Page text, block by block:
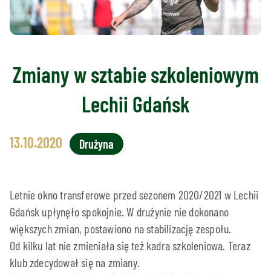
Zmiany w sztabie szkoleniowym
Lechii Gdańsk
13.10.2020 Drużyna
Letnie okno transferowe przed sezonem 2020/2021 w Lechii
Gdańsk upłynęło spokojnie. W drużynie nie dokonano
większych zmian, postawiono na stabilizację zespołu.
Od kilku lat nie zmieniała się też kadra szkoleniowa. Teraz
klub zdecydował się na zmiany.